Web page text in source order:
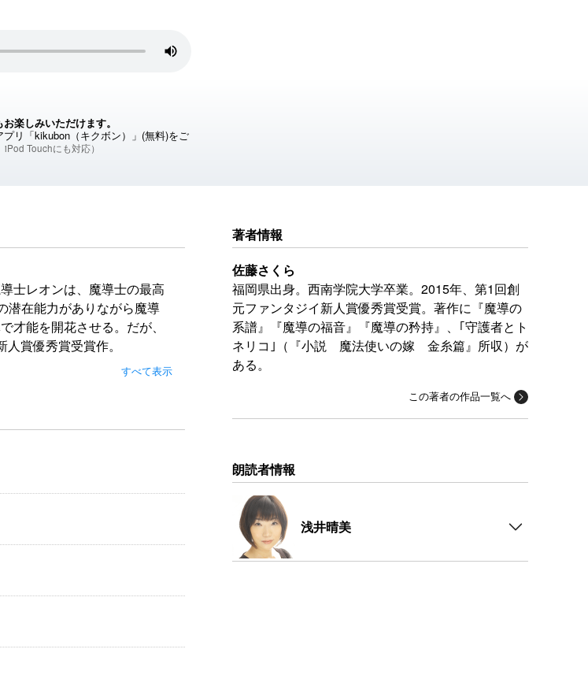
楽しみいただけます。
リ「kikubon（キクボン）」(無料)をご
Touchにも対応）
士レオンは、魔導士の最高
潜在能力がありながら魔導
才能を開花させる。だが、
賞優秀賞受賞作。
すべて表示
著者情報
佐藤さくら
福岡県出身。西南学院大学卒業。2015年、第1回創
元ファンタジイ新人賞優秀賞受賞。著作に『魔導の
系譜』『魔導の福音』『魔導の矜持』、｢守護者とト
ネリコ｣（『小説 魔法使いの嫁 金糸篇』所収）が
ある。
この著者の作品一覧へ
朗読者情報
浅井晴美